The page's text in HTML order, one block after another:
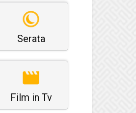
Serata
Film in Tv